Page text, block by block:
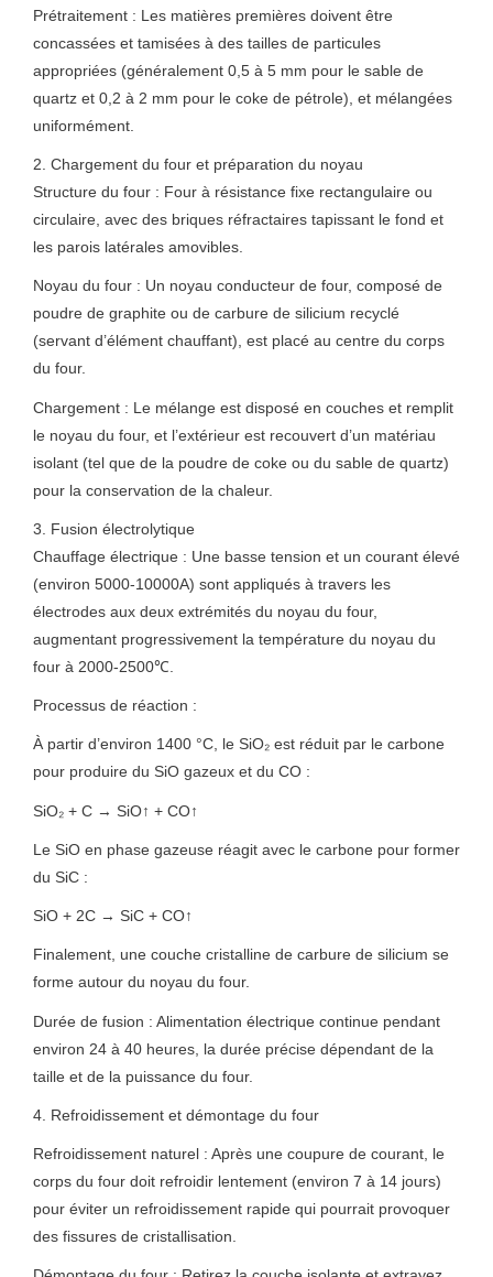
Prétraitement : Les matières premières doivent être
concassées et tamisées à des tailles de particules
appropriées (généralement 0,5 à 5 mm pour le sable de
quartz et 0,2 à 2 mm pour le coke de pétrole), et mélangées
uniformément.
2. Chargement du four et préparation du noyau
Structure du four : Four à résistance fixe rectangulaire ou
circulaire, avec des briques réfractaires tapissant le fond et
les parois latérales amovibles.
Noyau du four : Un noyau conducteur de four, composé de
poudre de graphite ou de carbure de silicium recyclé
(servant d’élément chauffant), est placé au centre du corps
du four.
Chargement : Le mélange est disposé en couches et remplit
le noyau du four, et l’extérieur est recouvert d’un matériau
isolant (tel que de la poudre de coke ou du sable de quartz)
pour la conservation de la chaleur.
3. Fusion électrolytique
Chauffage électrique : Une basse tension et un courant élevé
(environ 5000-10000A) sont appliqués à travers les
électrodes aux deux extrémités du noyau du four,
augmentant progressivement la température du noyau du
four à 2000-2500℃.
Processus de réaction :
À partir d’environ 1400 °C, le SiO₂ est réduit par le carbone
pour produire du SiO gazeux et du CO :
SiO₂ + C → SiO↑ + CO↑
Le SiO en phase gazeuse réagit avec le carbone pour former
du SiC :
SiO + 2C → SiC + CO↑
Finalement, une couche cristalline de carbure de silicium se
forme autour du noyau du four.
Durée de fusion : Alimentation électrique continue pendant
environ 24 à 40 heures, la durée précise dépendant de la
taille et de la puissance du four.
4. Refroidissement et démontage du four
Refroidissement naturel : Après une coupure de courant, le
corps du four doit refroidir lentement (environ 7 à 14 jours)
pour éviter un refroidissement rapide qui pourrait provoquer
des fissures de cristallisation.